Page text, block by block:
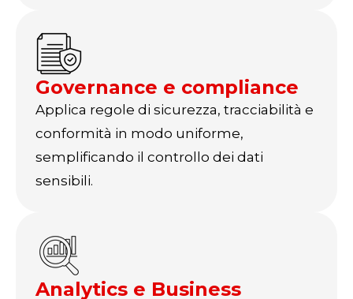
Governance e compliance
Applica regole di sicurezza, tracciabilità e
conformità in modo uniforme,
semplificando il controllo dei dati
sensibili.
Analytics e Business